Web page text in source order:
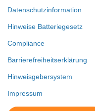
Datenschutzinformation
Hinweise Batteriegesetz
Compliance
Barrierefreiheitserklärung
Hinweisgebersystem
Impressum